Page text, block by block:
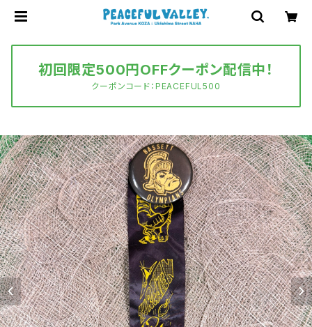
初回限定500円OFFクーポン配信中！
クーポンコード：PEACEFUL500